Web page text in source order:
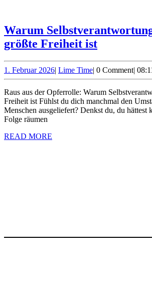
Warum
größte Freiheit istWarum
deine
größte
Freiheit
ist
1. Februar 20261.
Februar
2026
| Lime TimeLime
Time
| 0 Comment|
Raus aus der Opferrolle: Warum Selbstverantwortung deine größte
Freiheit ist Fühlst du dich manchmal den
Menschen ausgeliefert? Denkst du, du hättest
Folge räumen
READ MORE